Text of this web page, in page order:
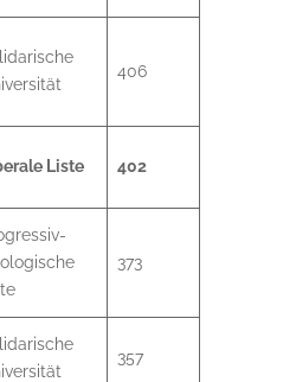
406
Liste 402
373
357